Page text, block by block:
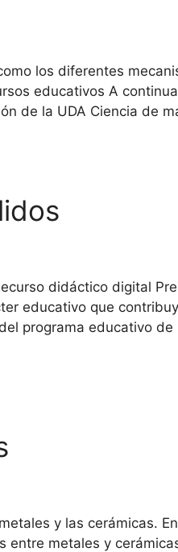
los diferentes
educativos A
de la UDA Ciencia de
didáctico digital
educativo que
programa educativo
y las cerámicas.
metales y